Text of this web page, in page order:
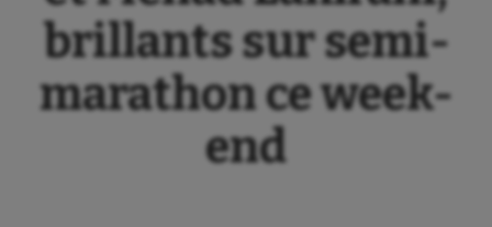
brillants sur semi-
marathon ce week-
end